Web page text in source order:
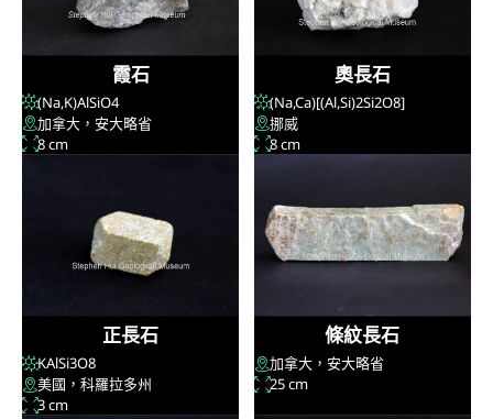
霞石
(Na,K)AlSiO4
加拿大，安大略省
8 cm
奧長石
(Na,Ca)[(Al,Si)2Si2O8]
挪威
8 cm
正長石
KAlSi3O8
美國，科羅拉多州
3 cm
條紋長石
加拿大，安大略省
25 cm